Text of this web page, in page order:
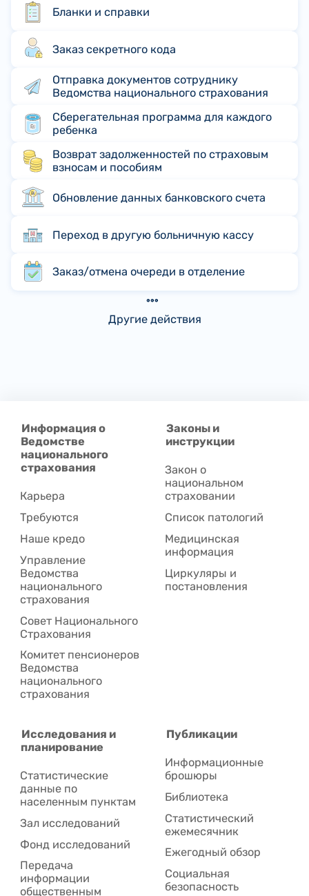
Бланки и справки
Заказ секретного кода
Отправка документов сотруднику
Ведомства национального страхования
Сберегательная программа для каждого
ребенка
Возврат задолженностей по страховым
взносам и пособиям
Обновление данных банковского счета
Переход в другую больничную кассу
Заказ/отмена очереди в отделение
Другие действия
Информация о
Ведомстве
национального
страхования
Карьера
Требуются
Наше кредо
Управление
Ведомства
национального
страхования
Совет Национального
Cтрахования
Комитет пенсионеров
Ведомства
национального
страхования
Законы и
инструкции
Закон о
национальном
страховании
Список патологий
Медицинская
информация
Циркуляры и
постановления
Исследования и
планирование
Статистические
данные по
населенным пунктам
Зал исследований
Фонд исследований
Передача
информации
общественным
Публикации
Информационные
брошюры
Библиотека
Статистический
ежемесячник
Ежегодный обзор
Социальная
безопасность